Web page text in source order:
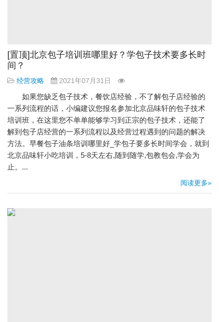
[置顶]北京包子培训班哪里好？学包子技术要多长时
间？
经营攻略 2021年07月31日
如果您缺乏包子技术，餐饮店经验，不了解包子店经验的
一系列流程的话，小编建议您报名参加北京品味轩的包子技术
培训班，在这里您不单单能够学习到正宗的包子技术，还能了
解到包子店经营的一系列流程以及经营过程遇到的问题的解决
方法。早餐包子油条培训哪里好_学包子要多长时间学会，就到
北京品味轩小吃培训，5-8天左右,随到随学,包教包会,学会为
止。...
阅读更多»